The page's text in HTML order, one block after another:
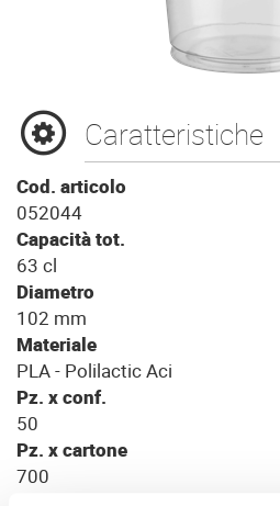
Caratteristiche
Cod. articolo
052044
Capacità tot.
63 cl
Diametro
102 mm
Materiale
PLA - Polilactic Aci
Pz. x conf.
50
Pz. x cartone
700